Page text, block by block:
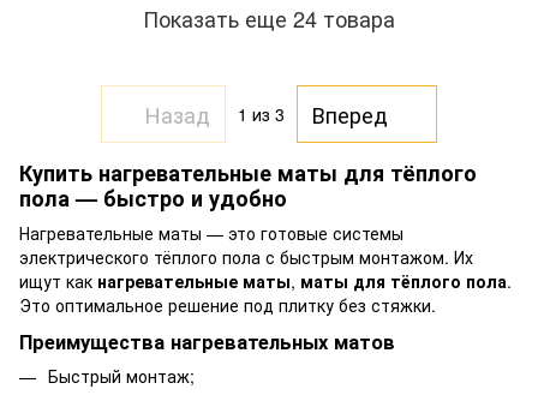
Показать еще 24 товара
Назад 1 из 3
Вперед
Купить нагревательные маты для тёплого
пола — быстро и удобно
Нагревательные маты — это готовые системы
электрического тёплого пола с быстрым монтажом. Их
ищут как нагревательные маты, маты для тёплого пола.
Это оптимальное решение под плитку без стяжки.
Преимущества нагревательных матов
Быстрый монтаж;